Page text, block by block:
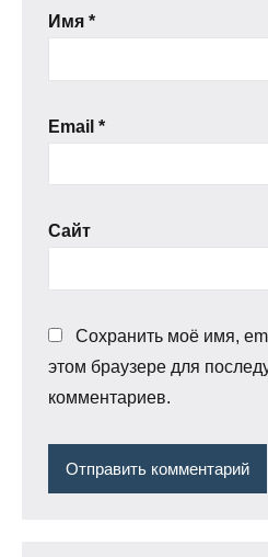
Имя *
Email *
Сайт
Сохранить моё имя,
этом браузере для
комментариев.